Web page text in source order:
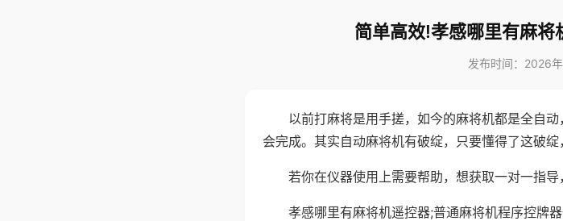
简单高效!孝感哪里有麻
发布时间：2026
以前打麻将是用手搓，如今的麻将机都是全自
会完成。其实自动麻将机有破绽，只要懂得了这破绽
若你在仪器使用上需要帮助，想获取一对一指
孝感哪里有麻将机遥控器;普通麻将机程序控牌